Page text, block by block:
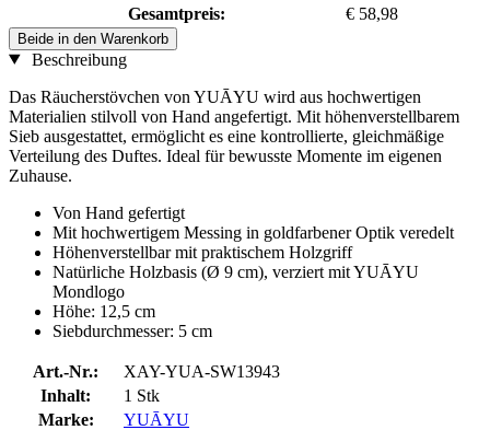
Gesamtpreis:
€ 58,98
Beide in den Warenkorb
Beschreibung
Das Räucherstövchen von YUĀYU wird aus hochwertigen
Materialien stilvoll von Hand angefertigt. Mit höhenverstellbarem
Sieb ausgestattet, ermöglicht es eine kontrollierte, gleichmäßige
Verteilung des Duftes. Ideal für bewusste Momente im eigenen
Zuhause.
Von Hand gefertigt
Mit hochwertigem Messing in goldfarbener Optik veredelt
Höhenverstellbar mit praktischem Holzgriff
Natürliche Holzbasis (Ø 9 cm), verziert mit YUĀYU
Mondlogo
Höhe: 12,5 cm
Siebdurchmesser: 5 cm
Art.-Nr.:
XAY-YUA-SW13943
Inhalt:
1 Stk
Marke:
YUĀYU